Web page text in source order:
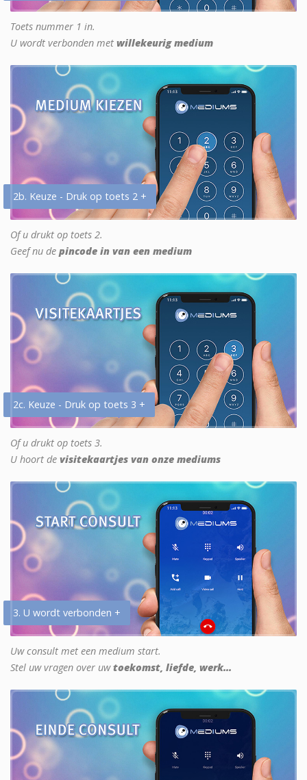
Toets nummer 1 in.
U wordt verbonden met willekeurig medium
2b. Keuze - Druk op toets 2 +
Of u drukt op toets 2.
Geef nu de pincode in van een medium
2c. Keuze - Druk op toets 3 +
Of u drukt op toets 3.
U hoort de visitekaartjes van onze mediums
3. U wordt verbonden +
Uw consult met een medium start.
Stel uw vragen over uwtoekomst, liefde, werk...